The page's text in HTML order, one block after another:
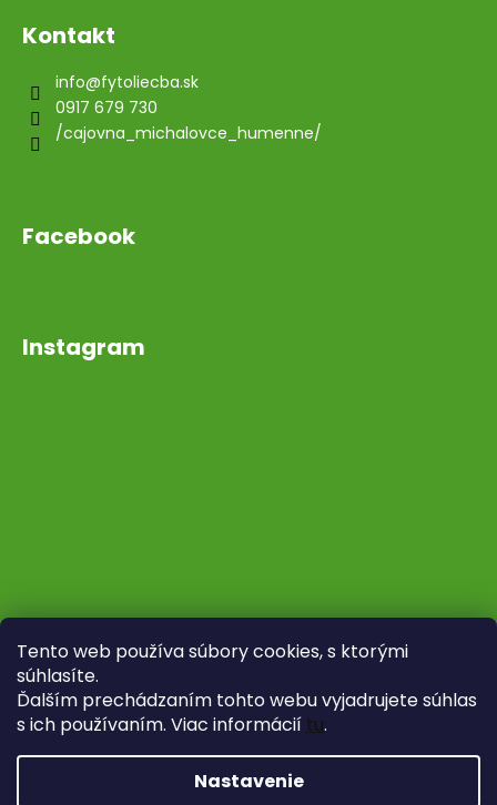
Tento web používa súbory cookies, s ktorými
súhlasíte.
Ďalším prechádzaním tohto webu vyjadrujete súhlas
s ich používaním. Viac informácií tu.
Nastavenie
Kontakt
info@fytoliecba.sk
0917 679 730
/cajovna_michalovce_humenne/
Facebook
Instagram